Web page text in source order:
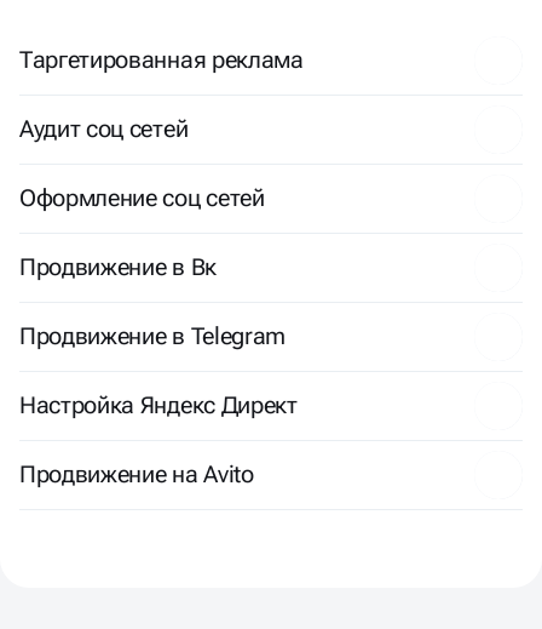
Таргетированная реклама
Аудит соц сетей
Оформление соц сетей
Продвижение в Вк
Продвижение в Telegram
Настройка Яндекс Директ
Продвижение на Avito